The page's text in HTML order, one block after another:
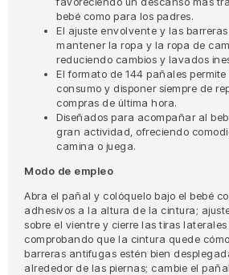
bebé como para los padres.
El ajuste envolvente y las
mantener la ropa y la ropa de
reduciendo cambios y lavados
El formato de 144 pañales
consumo y disponer siempre de
compras de última hora.
Diseñados para acompañar al
gran actividad, ofreciendo
camina o juega.
Modo de empleo
Abra el pañal y colóquelo bajo el bebé
adhesivos a la altura de la cintura;
sobre el vientre y cierre las tiras laterales
comprobando que la cintura quede
barreras antifugas estén bien
alrededor de las piernas; cambie el